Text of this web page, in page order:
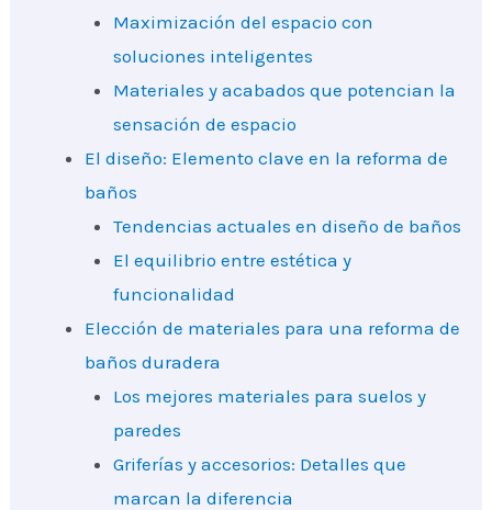
Maximización del espacio con
soluciones inteligentes
Materiales y acabados que potencian la
sensación de espacio
El diseño: Elemento clave en la reforma de
baños
Tendencias actuales en diseño de baños
El equilibrio entre estética y
funcionalidad
Elección de materiales para una reforma de
baños duradera
Los mejores materiales para suelos y
paredes
Griferías y accesorios: Detalles que
marcan la diferencia